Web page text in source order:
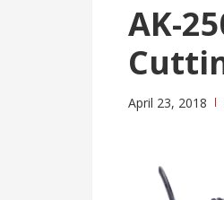
AK-
April 23, 2018